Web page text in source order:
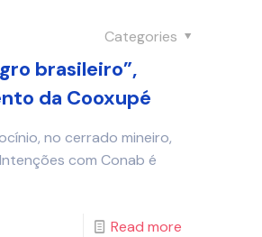
Categories
brasileiro”,
da Cooxupé
no cerrado mineiro,
com Conab é
Read more